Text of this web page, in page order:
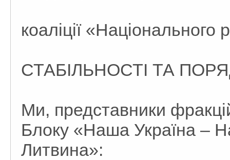
коаліції «Національного
СТАБІЛЬНОСТІ ТА
Ми, представники
Блоку «Наша Україна –
Литвина»: